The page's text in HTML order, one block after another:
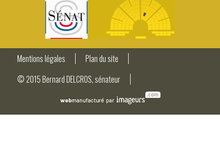
Mentions légales
Plan du site
© 2015 Bernard DELCROS, sénateur